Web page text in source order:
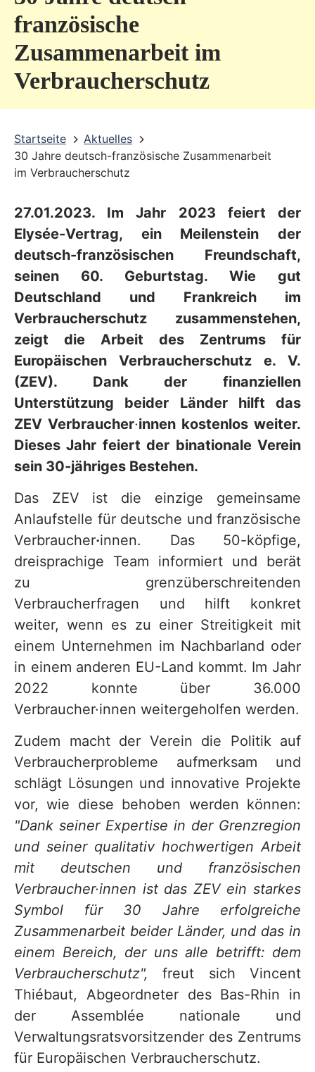
französische
Zusammenarbeit im
Verbraucherschutz
Startseite
Aktuelles
30 Jahre deutsch-französische Zusammenarbeit
im Verbraucherschutz
27.01.2023. Im Jahr 2023 feiert der
Elysée-Vertrag, ein Meilenstein der
deutsch-französischen Freundschaft,
seinen 60. Geburtstag. Wie gut
Deutschland und Frankreich im
Verbraucherschutz zusammenstehen,
zeigt die Arbeit des Zentrums für
Europäischen Verbraucherschutz e. V.
(ZEV). Dank der finanziellen
Unterstützung beider Länder hilft das
ZEV Verbraucher·innen kostenlos weiter.
Dieses Jahr feiert der binationale Verein
sein 30-jähriges Bestehen.
Das ZEV
ist die einzige gemeinsame
Anlaufstelle für deutsche und französische
Verbraucher·innen. Das 50-köpfige,
dreisprachige Team informiert und berät
zu grenzüberschreitenden
Verbraucherfragen und hilft konkret
weiter, wenn es zu einer Streitigkeit mit
einem Unternehmen im Nachbarland oder
in einem anderen EU-Land kommt. Im Jahr
2022 konnte über 36.000
Verbraucher·innen weitergeholfen werden.
Zudem macht der Verein die Politik auf
Verbraucherprobleme aufmerksam und
schlägt Lösungen und innovative Projekte
vor, wie diese behoben werden können:
"Dank seiner Expertise in der Grenzregion
und seiner qualitativ hochwertigen Arbeit
mit deutschen und französischen
Verbraucher·innen ist das ZEV ein starkes
Symbol für 30 Jahre erfolgreiche
Zusammenarbeit beider Länder, und das in
einem Bereich, der uns alle betrifft: dem
Verbraucherschutz", freut sich Vincent
Thiébaut, Abgeordneter des Bas-Rhin in
der Assemblée nationale und
Verwaltungsratsvorsitzender des Zentrums
für Europäischen Verbraucherschutz.
b